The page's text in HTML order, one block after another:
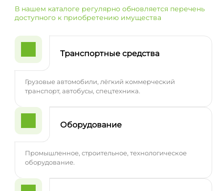
В нашем каталоге регулярно обновляется перечень
доступного к приобретению имущества
Транспортные средства
Грузовые автомобили, лёгкий коммерческий
транспорт, автобусы, спецтехника.
Оборудование
Промышленное, строительное, технологическое
оборудование.